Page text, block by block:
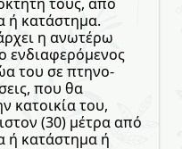
ή κατάστημα.
η ανωτέρω
ενδιαφερόμενος
του σε πτηνο-
που θα
κατοικία του,
(30) μέτρα από
ή κατάστημα ή